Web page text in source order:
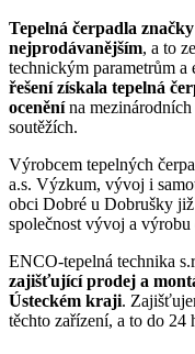
Tepelná čerpadla
nejprodávanějším, a to
technickým parametrům
řešení získala tepelná
oceněnína mezinárodních
soutěžích.
Výrobcem tepelných
a.s. Výzkum, vývoj i
obci Dobré u Dobrušky
společnost vývoj a
ENCO-tepelná technika
zajišťující prodej a
Ústeckém kraji.
těchto zařízení, a to do 24